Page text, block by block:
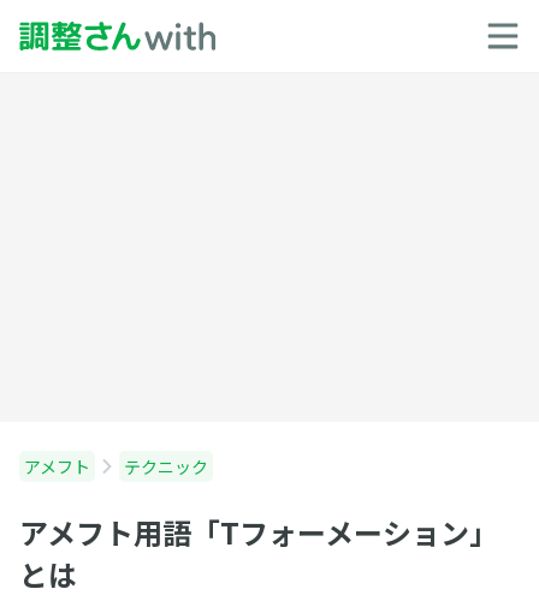
アメフト テクニック
アメフト用語「Tフォーメーション」
とは